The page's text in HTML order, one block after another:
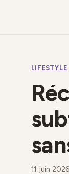
LIFESTYLE
11 juin 2026